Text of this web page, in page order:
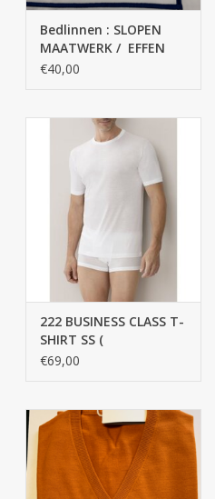
Bedlinnen : SLOPEN
MAATWERK / EFFEN
KLEUREN TOP
300 Thread Counts
€40,00
222 BUSINESS CLASS T-
SHIRT SS (
Geslotenronde kol )/
garen, FINE RIB
€69,00